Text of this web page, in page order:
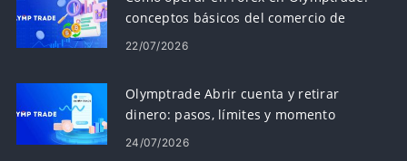
conceptos básicos del comercio de
plataformas
22/07/2026
Olymptrade Abrir cuenta y retirar
dinero: pasos, límites y momento
24/07/2026